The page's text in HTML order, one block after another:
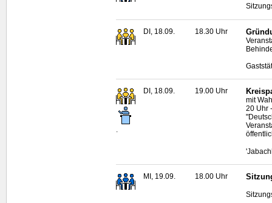
DI, 18.09. 18.30 Uhr
.
DI, 18.09. 19.00 Uhr
mit
20 Uhr
MI, 19.09. 18.00 Uhr